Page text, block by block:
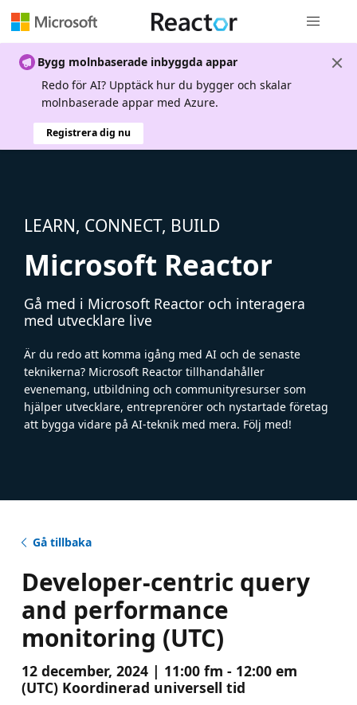
Bygg molnbaserade inbyggda appar
Redo för AI? Upptäck hur du bygger och skalar
molnbaserade appar med Azure.
Registrera dig nu
LEARN, CONNECT, BUILD
Microsoft Reactor
Gå med i Microsoft Reactor och interagera
med utvecklare live
Är du redo att komma igång med AI och de senaste
teknikerna? Microsoft Reactor tillhandahåller
evenemang, utbildning och communityresurser som
hjälper utvecklare, entreprenörer och nystartade företag
att bygga vidare på AI-teknik med mera. Följ med!
Gå tillbaka
Developer-centric query
and performance
monitoring (UTC)
12 december, 2024 | 11:00 fm - 12:00 em
(UTC) Koordinerad universell tid